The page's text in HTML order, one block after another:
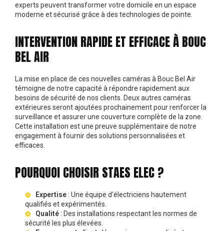
experts peuvent transformer votre domicile en un espace
moderne et sécurisé grâce à des technologies de pointe.
INTERVENTION RAPIDE ET EFFICACE À BOUC
BEL AIR
La mise en place de ces nouvelles caméras à Bouc Bel Air
témoigne de notre capacité à répondre rapidement aux
besoins de sécurité de nos clients. Deux autres caméras
extérieures seront ajoutées prochainement pour renforcer la
surveillance et assurer une couverture complète de la zone.
Cette installation est une preuve supplémentaire de notre
engagement à fournir des solutions personnalisées et
efficaces.
POURQUOI CHOISIR STAES ELEC ?
Expertise : Une équipe d'électriciens hautement
qualifiés et expérimentés.
Qualité : Des installations respectant les normes de
sécurité les plus élevées.